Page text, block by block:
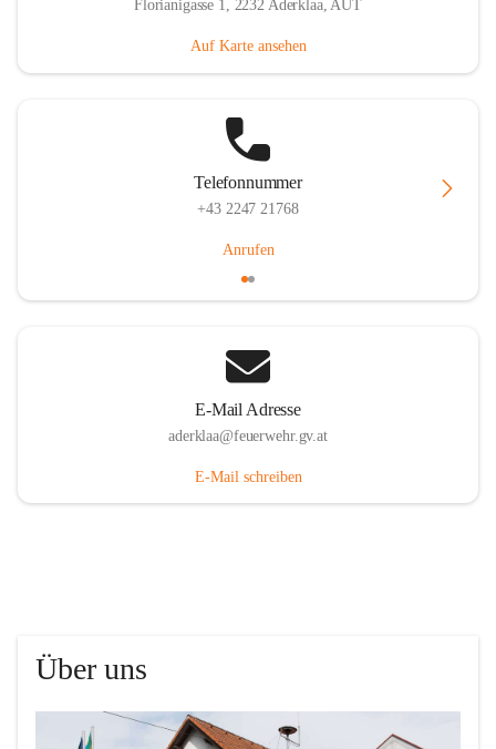
Florianigasse 1, 2232 Aderklaa, AUT
Auf Karte ansehen
Telefonnummer
+43 2247 21768
Anrufen
E-Mail Adresse
aderklaa@feuerwehr.gv.at
E-Mail schreiben
Über uns